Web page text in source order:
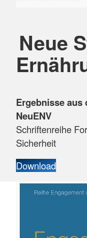
Neue
Ergebnisse aus
NeuENV
Schriftenreihe
Sicherheit
Download